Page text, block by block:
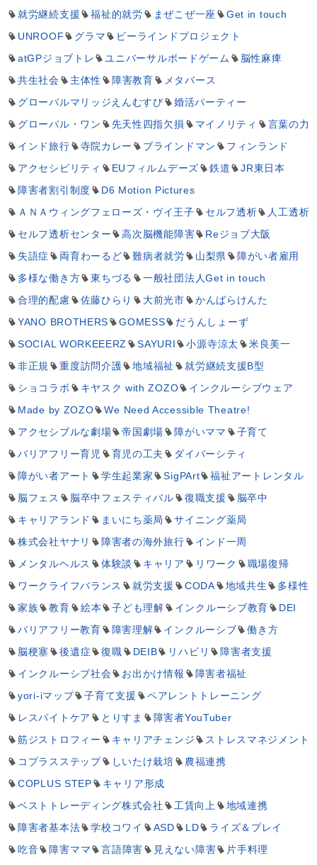
就労継続支援
福祉的就労 まぜこぜ一座
Get in touch
UNROOF
グラマ
ビーラインドプロジェクト
atGPジョブトレ
ユニバーサルボードゲーム
脳性麻痺
共生社会
主体性 障害教育
メタバース
グローバルマリッジえんむすび
婚活パーティー
グローバル・ワン
先天性四指欠損 マイノリティ
言葉の力
インド旅行
寺院カレー ブラインドマン
フィンランド
アクセシビリティ
EUフィルムデーズ 鉄道
JR東日本
障害者割引制度
D6 Motion Pictures
ＡＮＡウィングフェローズ・ヴイ王子
セルフ透析
人工透析
セルフ透析センター
高次脳機能障害
Reジョブ大阪
失語症
両育わーるど 難病者就労 山梨県
障がい者雇用
多様な働き方
東ちづる
一般社団法人Get in touch
合理的配慮
佐藤ひらり 大前光市
かんばらけんた
YANO BROTHERS
GOMESS
だうんしょーず
SOCIAL WORKEEERZ
SAYURI 小源寺涼太
米良美一
非正規
重度訪問介護 地域福祉
就労継続支援B型
ショコラボ
キヤスク with ZOZO
インクルーシブウェア
Made by ZOZO
We Need Accessible Theatre!
アクセシブルな劇場
帝国劇場 障がいママ
子育て
バリアフリー育児
育児の工夫
ダイバーシティ
障がい者アート
学生起業家 SigPArt
福祉アートレンタル
脳フェス
脳卒中フェスティバル 復職支援
脳卒中
キャリアランド
まいにち薬局
サイニング薬局
株式会社ヤナリ
障害者の海外旅行
インド一周
メンタルヘルス
体験談 キャリア リワーク
職場復帰
ワークライフバランス
就労支援 CODA 地域共生
多様性
家族
教育 絵本 子ども理解 インクルーシブ教育
DEI
バリアフリー教育
障害理解 インクルーシブ
働き方
脳梗塞
後遺症 復職 DEIB リハビリ
障害者支援
インクルーシブ社会
お出かけ情報
障害者福祉
yori-iマップ
子育て支援
ペアレントトレーニング
レスパイトケア
とりすま
障害者YouTuber
筋ジストロフィー
キャリアチェンジ
ストレスマネジメント
コプラスステップ
しいたけ栽培
農福連携
COPLUS STEP
キャリア形成
ベストトレーディング株式会社
工賃向上
地域連携
障害者基本法
学校コワイ ASD LD
ライズ＆プレイ
吃音
障害ママ 言語障害 見えない障害
片手料理